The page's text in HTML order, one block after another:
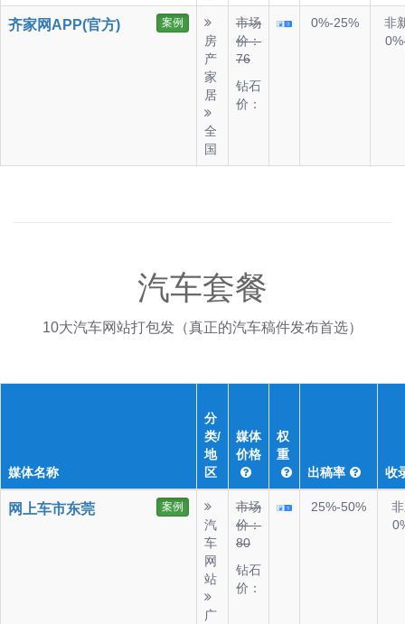
齐家网APP(官方) 案例
房
产
家
居
全
国
市场
价：
76
钻石
价：
0%-25%
非
汽车套餐
10大汽车网站打包发（真正的汽车稿件发布首选）
媒体名称
分
类/
地
区
媒体
价格
权
重
出稿率
收
网上车市东莞 案例
汽
车
网
站
广
市场
价：
80
钻石
价：
25%-50%